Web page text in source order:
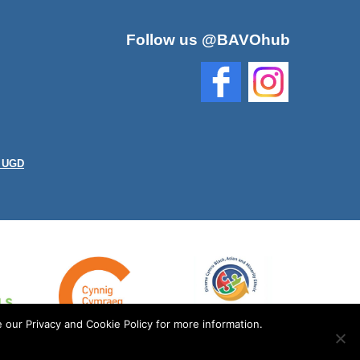
Follow us @BAVOhub
Privacy and Cookie Policy for more information.